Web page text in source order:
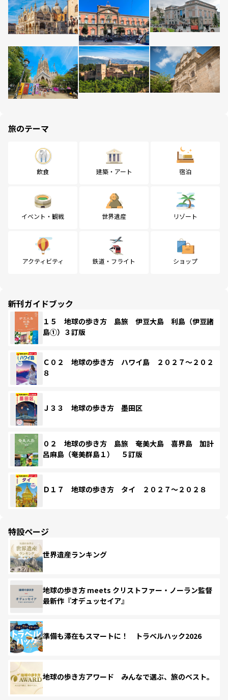
旅のテーマ
飲食 建築・アート 宿泊
イベント・観戦 世界遺産 リゾート
アクティビティ 鉄道・フライト ショップ
新刊ガイドブック
１５ 地球の歩き方 島旅 伊豆大島 利島（伊豆諸
島①）３訂版
Ｃ０２ 地球の歩き方 ハワイ島 ２０２７～２０２
８
Ｊ３３ 地球の歩き方 墨田区
０２ 地球の歩き方 島旅 奄美大島 喜界島 加計
呂麻島（奄美群島１） ５訂版
Ｄ１７ 地球の歩き方 タイ ２０２７～２０２８
特設ページ
世界遺産ランキング
地球の歩き方 meets クリストファー・ノーラン監督
最新作『オデュッセイア』
準備も滞在もスマートに！ トラベルハック2026
地球の歩き方アワード みんなで選ぶ、旅のベスト。